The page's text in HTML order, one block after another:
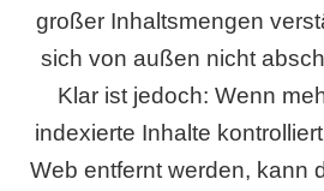
großer Inhaltsmengen
sich von außen nicht
Klar ist jedoch: Wenn
indexierte Inhalte
Web entfernt werden, kann